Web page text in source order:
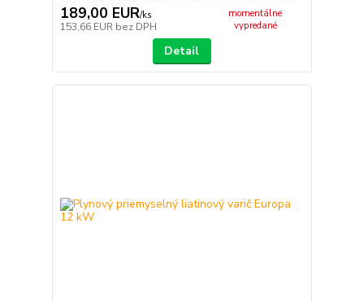
189,00 EUR/ks
153,66 EUR bez DPH
momentálne
vypredané
Detail